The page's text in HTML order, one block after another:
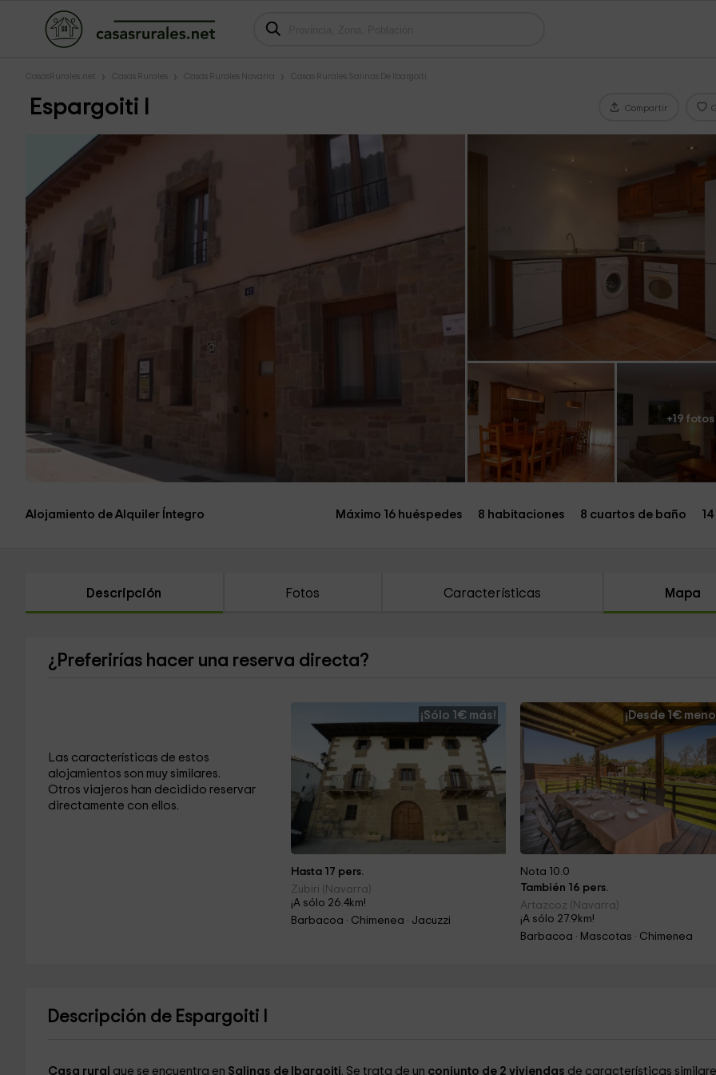
CasasRurales.net Casas Rurales Casas Rurales Navarra Casas Rurales Salinas De Ibargoiti
Espargoiti I Compartir
+19 fotos
Alojamiento de Alquiler Íntegro Máximo 16 huéspedes 8 habitaciones 8 cuartos de baño
Descripción Fotos Características Mapa
¿Preferirías hacer una reserva directa?
Las características de estos
alojamientos son muy similares.
Otros viajeros han decidido reservar
directamente con ellos.
¡Sólo 1€ más!
Hasta 17 pers.
Zubiri (Navarra)
¡A sólo 26.4km!
Barbacoa · Chimenea · Jacuzzi
¡Desde 1€
Nota 10.0
También 16 pers.
Artazcoz (Navarra)
¡A sólo 27.9km!
Barbacoa · Mascotas · Chimenea
Descripción de Espargoiti I
Casa rural que se encuentra en Salinas de Ibargoiti. Se trata de un conjunto de 2 viviendas de características